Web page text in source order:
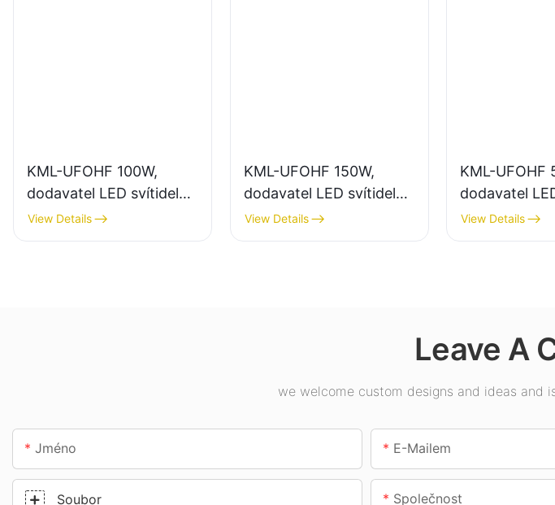
KML-UFOHF 100W,
dodavatel LED svítidel
do vysokých hal pro
průmyslové závody,
View Details
KML-UFOHF 150W,
dodavatel LED svítidel
pro vnitřní osvětlení
průmyslových závodů,
View Details
KML-UFOHF
dodavatel
do vysokých
průmyslové
View Details
Leave A
we welcome custom designs and ideas and
Jméno E-Mailem
Soubor Společnost